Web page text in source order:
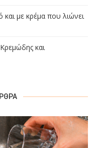
και με κρέμα που λιώνει
και